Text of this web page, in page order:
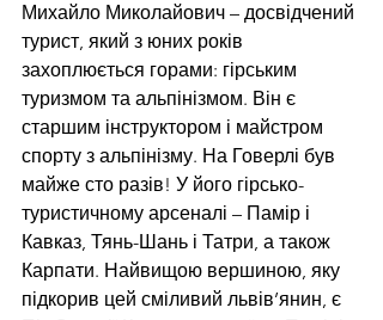
Михайло Миколайович – досвідчений
турист, який з юних років
захоплюється горами: гірським
туризмом та альпінізмом. Він є
старшим інструктором і майстром
спорту з альпінізму. На Говерлі був
майже сто разів! У його гірсько-
туристичному арсеналі – Памір і
Кавказ, Тянь-Шань і Татри, а також
Карпати. Найвищою вершиною, яку
підкорив цей сміливий львів’янин, є